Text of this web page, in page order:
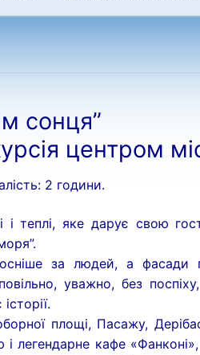
сонця”
центром
2 години.
теплі, яке дарує свою
за людей, а фасади
уважно, без
площі, Пасажу,
легендарне кафе